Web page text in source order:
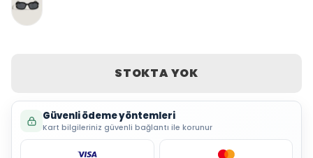
STOKTA YOK
Güvenli ödeme yöntemleri
Kart bilgileriniz güvenli bağlantı ile korunur